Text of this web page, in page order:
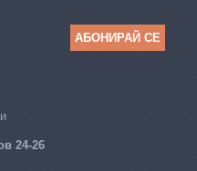
24-26